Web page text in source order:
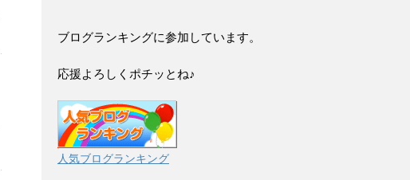
ブログランキングに参加しています。
応援よろしくポチッとね♪
人気ブログランキング